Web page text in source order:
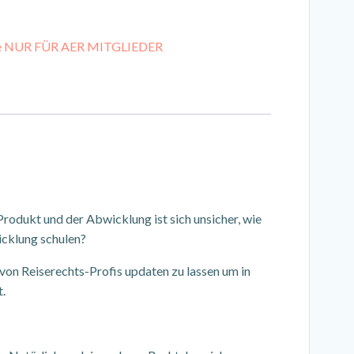
FÜR AER MITGLIEDER
und der Abwicklung ist sich unsicher, wie
schulen?
Reiserechts-Profis updaten zu lassen um in